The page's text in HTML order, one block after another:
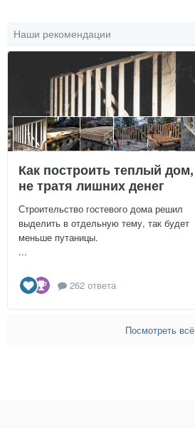
Наши рекомендации
Как построить теплый дом,
не тратя лишних денег
Строительство гостевого дома решил
выделить в отдельную тему, так будет
меньше путаницы.
...
262 ответа
Посмотреть всё